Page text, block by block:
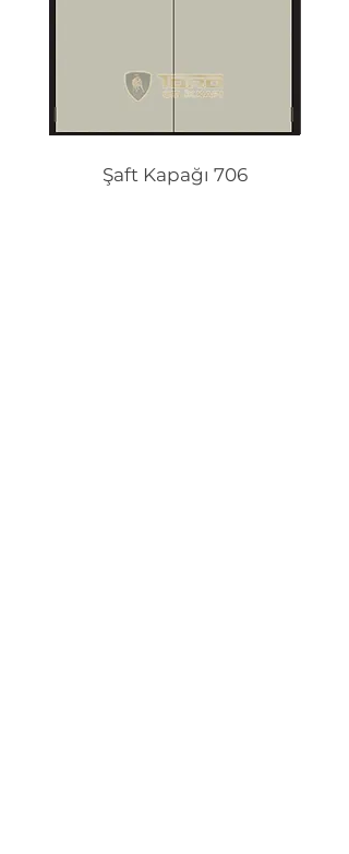
Şaft Kapağı 706